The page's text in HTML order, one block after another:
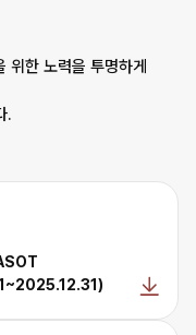
위한 노력을 투명하게
.